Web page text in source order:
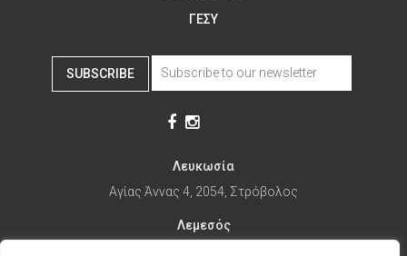
ΓΕΣΥ
SUBSCRIBE
Λευκωσία
Αγίας Άννας 4, 2054, Στρόβολος
Λεμεσός